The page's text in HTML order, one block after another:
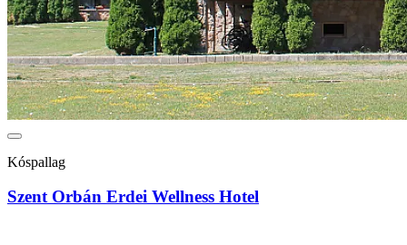
Kóspallag
Szent Orbán Erdei Wellness Hotel